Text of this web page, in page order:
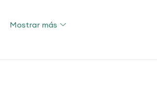
Mostrar más